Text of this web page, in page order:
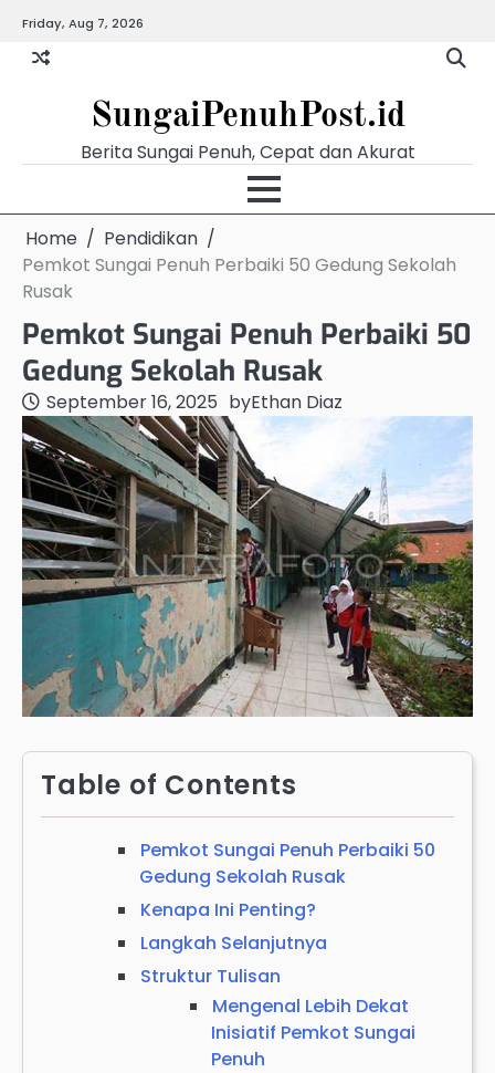
content
Friday, Aug 7, 2026
SungaiPenuhPost.id
Berita Sungai Penuh, Cepat dan Akurat
Home
Pendidikan
Pemkot Sungai Penuh Perbaiki 50 Gedung Sekolah
Rusak
Pemkot Sungai Penuh Perbaiki 50
Gedung Sekolah Rusak
September 16, 2025 byEthan Diaz
Table of Contents
Pemkot Sungai Penuh Perbaiki 50
Gedung Sekolah Rusak
Kenapa Ini Penting?
Langkah Selanjutnya
Struktur Tulisan
Mengenal Lebih Dekat
Inisiatif Pemkot Sungai
Penuh